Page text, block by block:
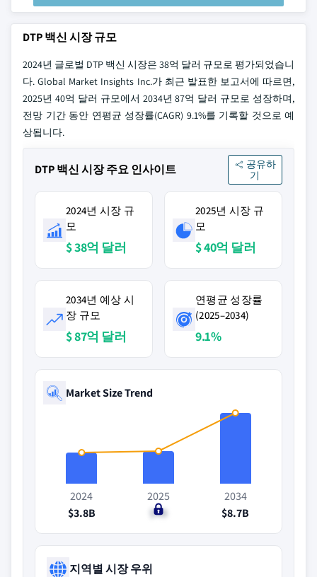
DTP 백신 시장 규모
2024년 글로벌 DTP 백신 시장은 38억 달러 규모로 평가되었습니
다. Global Market Insights Inc.가 최근 발표한 보고서에 따르면,
2025년 40억 달러 규모에서 2034년 87억 달러 규모로 성장하며,
전망 기간 동안 연평균 성장률(CAGR) 9.1%를 기록할 것으로 예
상됩니다.
DTP 백신 시장 주요 인사이트
공유하
기
2024년 시장 규
모
$ 38억 달러
2025년 시장 규
모
$ 40억 달러
2034년 예상 시
장 규모
$ 87억 달러
연평균 성장률
(2025–2034)
9.1%
Market Size Trend
2024
$3.8B
2025
$4B
2034
$8.7B
지역별 시장 우위